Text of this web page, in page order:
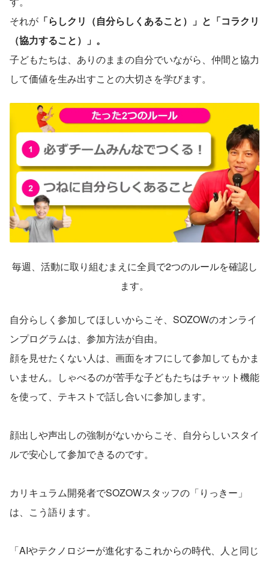
それが 「らしクリ（自分らしくあること）」と「コラクリ
（協力すること）」。
子どもたちは、ありのままの自分でいながら、仲間と協力
して価値を生み出すことの大切さを学びます。
毎週、活動に取り組むまえに全員で2つのルールを確認し
ます。
自分らしく参加してほしいからこそ、SOZOWのオンライ
ンプログラムは、参加方法が自由。
顔を見せたくない人は、画面をオフにして参加してもかま
いません。しゃべるのが苦手な子どもたちはチャット機能
を使って、テキストで話し合いに参加します。
顔出しや声出しの強制がないからこそ、自分らしいスタイ
ルで安心して参加できるのです。
カリキュラム開発者でSOZOWスタッフの「りっきー」
は、こう語ります。
「AIやテクノロジーが進化するこれからの時代、人と同じ